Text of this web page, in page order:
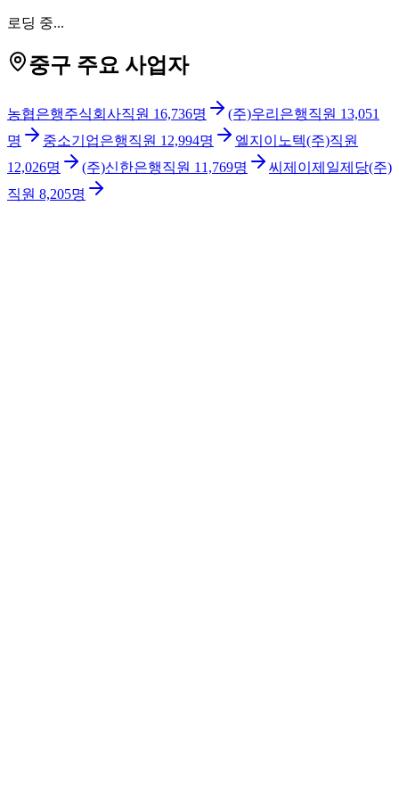
로딩 중...
중구 주요 사업자
농협은행주식회사직원 16,736명 (주)우리은행직원 13,051
명
중소기업은행직원 12,994명 엘지이노텍(주)직원
12,026명 (주)신한은행직원 11,769명
씨제이제일제당(주)
직원 8,205명